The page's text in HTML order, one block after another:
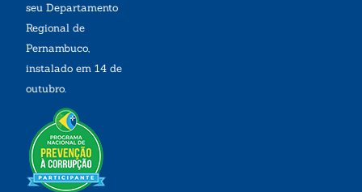
seu Departamento
Regional de
Pernambuco,
instalado em 14 de
outubro.